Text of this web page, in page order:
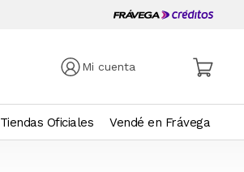
Mi cuenta
Tiendas Oficiales Vendé en Frávega